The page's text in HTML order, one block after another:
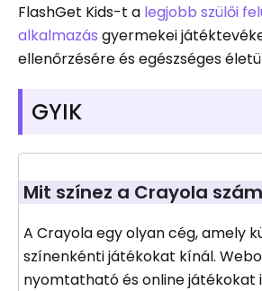
FlashGet Kids-t a legjobb szülői
alkalmazás gyermekei
ellenőrzésére és egészséges
GYIK
Mit színez a Crayola
A Crayola egy olyan cég, amely
színenkénti játékokat kínál.
nyomtatható és online játékokat